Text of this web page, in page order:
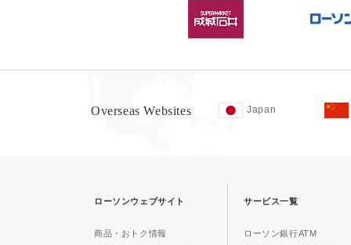
Overseas Websites Japan
ローソンウェブサイト
商品・おトク情報
サービス一覧
ローソン銀行ATM